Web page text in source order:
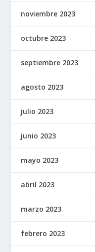
noviembre 2023
octubre 2023
septiembre 2023
agosto 2023
julio 2023
junio 2023
mayo 2023
abril 2023
marzo 2023
febrero 2023